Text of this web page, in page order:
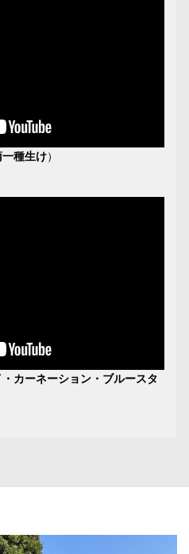
種生け）
カーネーション・ブルースタ